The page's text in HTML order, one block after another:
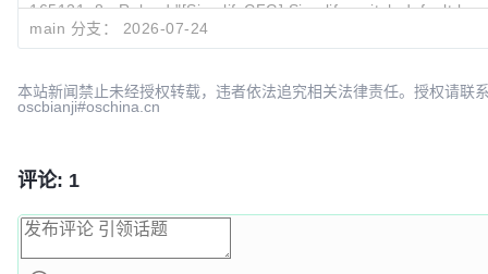
165121e8
Reland "[SimplifyCFG] Simplify switch default
main 分支： 2026-07-24
本站新闻禁止未经授权转载，违者依法追究相关法律责任。授权请联
oscbianji#oschina.cn
评论: 1